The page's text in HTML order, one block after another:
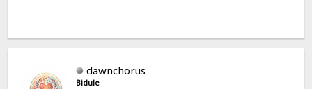
dawnchorus
Bidule